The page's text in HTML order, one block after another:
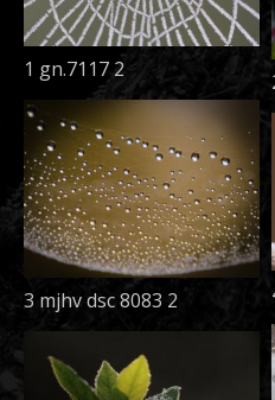
1 gn.7117 2
3 mjhv dsc 8083 2